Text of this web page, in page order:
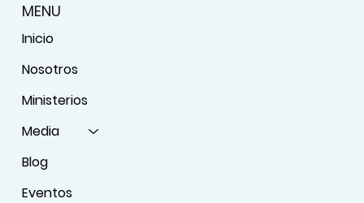
MENU
Inicio
Nosotros
Ministerios
Media
Blog
Eventos